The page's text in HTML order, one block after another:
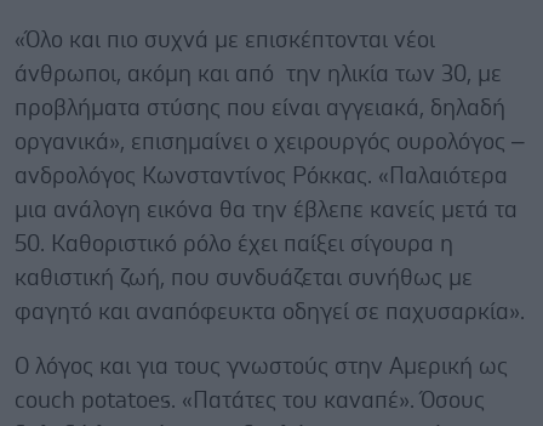
«Όλο και πιο συχνά με επισκέπτονται νέοι
άνθρωποι, ακόμη και από την ηλικία των 30, με
προβλήματα στύσης που είναι αγγειακά, δηλαδή
οργανικά», επισημαίνει ο χειρουργός ουρολόγος –
ανδρολόγος Κωνσταντίνος Ρόκκας. «Παλαιότερα
μια ανάλογη εικόνα θα την έβλεπε κανείς μετά τα
50. Καθοριστικό ρόλο έχει παίξει σίγουρα η
καθιστική ζωή, που συνδυάζεται συνήθως με
φαγητό και αναπόφευκτα οδηγεί σε παχυσαρκία».
Ο λόγος και για τους γνωστούς στην Αμερική ως
couch potatoes. «Πατάτες του καναπέ». Όσους